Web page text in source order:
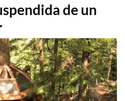
de un